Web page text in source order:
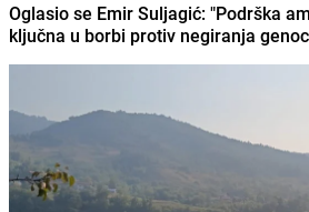
Oglasio se Emir Suljagić: "Podrška
ključna u borbi protiv negiranja